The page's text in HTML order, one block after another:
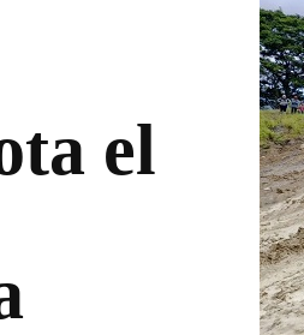
el